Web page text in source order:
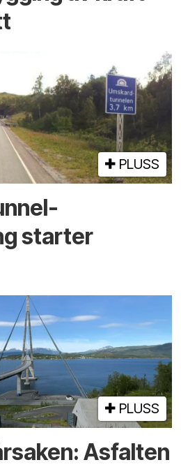
PLUSS
starter
PLUSS
Asfalten